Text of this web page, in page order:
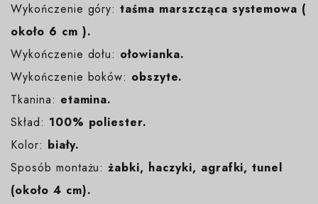
Wykończenie góry:taśma marszcząca systemowa (
około 6 cm ).
Wykończenie dołu: ołowianka.
Wykończenie boków: obszyte.
Tkanina: etamina.
Skład: 100% poliester.
Kolor: biały.
Sposób montażu:żabki, haczyki, agrafki, tunel
(około 4 cm).